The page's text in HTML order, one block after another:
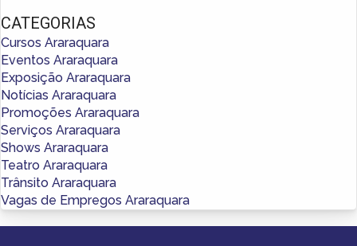
CATEGORIAS
Cursos Araraquara
Eventos Araraquara
Exposição Araraquara
Notícias Araraquara
Promoções Araraquara
Serviços Araraquara
Shows Araraquara
Teatro Araraquara
Trânsito Araraquara
Vagas de Empregos Araraquara